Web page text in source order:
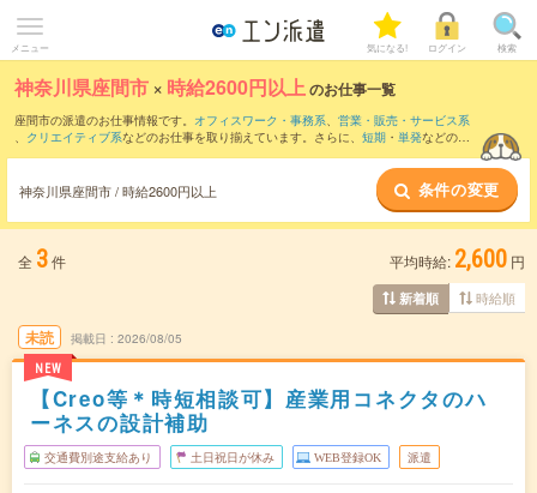
メニュー 気になる! ログイン 検索
神奈川県座間市 × 時給2600円以上のお仕事一覧
座間市の派遣のお仕事情報です。 オフィスワーク・事務系、 営業・販売・サービス系
、 クリエイティブ系などのお仕事を取り揃えています。さらに、 短期 ・ 単発などの期
神奈川県座間市 / 時給2600円以上 条件の変更
全 3件 平均時給: 2,600 円
新着順 時給順
未読
NEW
掲載日 2026/08/05
【Creo等＊時短相談可】産業用コネクタのハ
ーネスの設計補助
交通費別途支給あり 土日祝日が休み WEB登録OK 派遣